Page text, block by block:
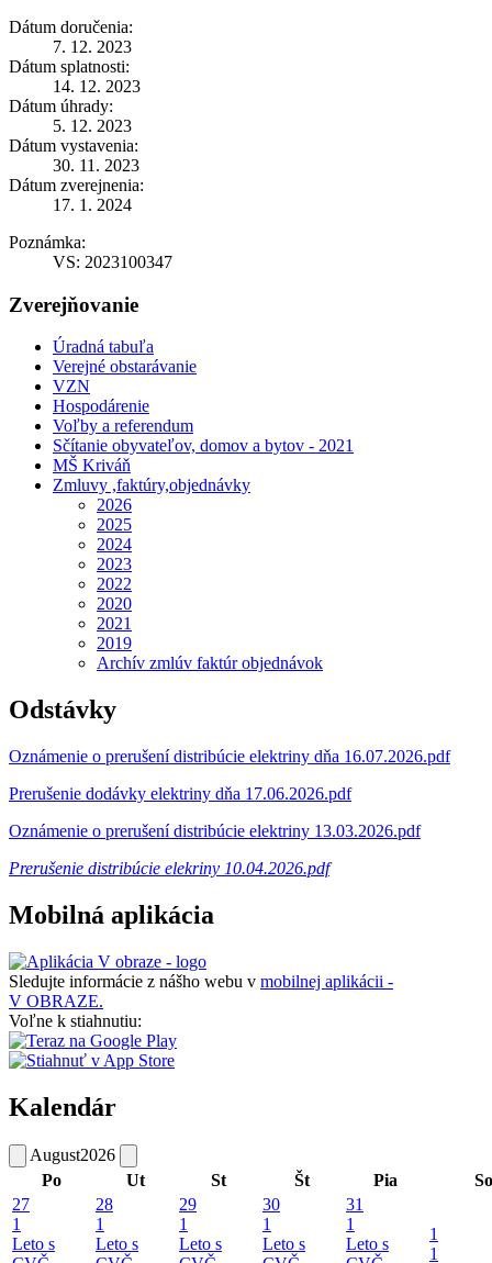
Dátum doručenia:
7. 12. 2023
Dátum splatnosti:
14. 12. 2023
Dátum úhrady:
5. 12. 2023
Dátum vystavenia:
30. 11. 2023
Dátum zverejnenia:
17. 1. 2024
Poznámka:
VS: 2023100347
Zverejňovanie
Úradná tabuľa
Verejné obstarávanie
VZN
Hospodárenie
Voľby a referendum
Sčítanie obyvateľov, domov a bytov - 2021
MŠ Kriváň
Zmluvy ,faktúry,objednávky
2026
2025
2024
2023
2022
2020
2021
2019
Archív zmlúv faktúr objednávok
Odstávky
Oznámenie o prerušení distribúcie elektriny dňa 16.07.2026.pdf
Prerušenie dodávky elektriny dňa 17.06.2026.pdf
Oznámenie o prerušení distribúcie elektriny 13.03.2026.pdf
Prerušenie distribúcie elekriny 10.04.2026.pdf
Mobilná aplikácia
Sledujte informácie z nášho webu v mobilnej aplikácii -
V OBRAZE.
Voľne k stiahnutiu:
Kalendár
August2026
Po
Ut St Št Pia
So
27
1
Leto s
28
1
Leto s
29
1
Leto s
30
1
Leto s
31
1
Leto s
1
1